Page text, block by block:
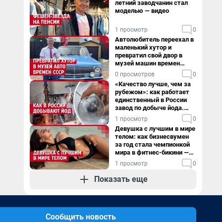
летний заводчанин стал
моделью — видео
1 просмотр 0
Автолюбитель переехал в
маленький хутор и
превратил свой двор в
музей машин времен
СССР. Видео
0 просмотров 0
«Качество лучше, чем за
рубежом»: как работает
единственный в России
завод по добыче йода.
Видео
1 просмотр 0
Девушка с лучшим в мире
телом: как бизнесвумен
за год стала чемпионкой
мира в фитнес-бикини —
видео
1 просмотр 0
Показать еще
Сообщить новость